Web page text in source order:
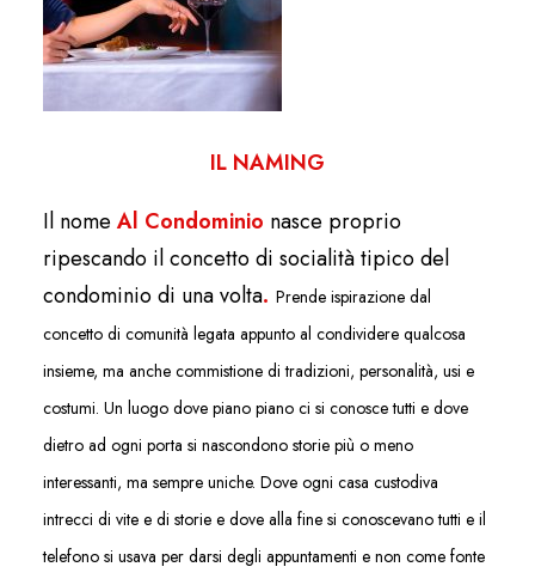
IL NAMING
Il nome Al Condominio nasce proprio
ripescando il concetto di socialità tipico del
condominio di una volta. Prende ispirazione dal
concetto di comunità legata appunto al condividere qualcosa
insieme, ma anche commistione di tradizioni, personalità, usi e
costumi. Un luogo dove piano piano ci si conosce tutti e dove
dietro ad ogni porta si nascondono storie più o meno
interessanti, ma sempre uniche. Dove ogni casa custodiva
intrecci di vite e di storie e dove alla fine si conoscevano tutti e il
telefono si usava per darsi degli appuntamenti e non come fonte